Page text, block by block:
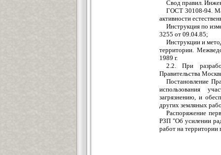
Свод правил.
ГОСТ 30108-94.
активности
Инструкция по
3255 от 09.04.85;
Инструкции и
территории.
1989 г.
2.2. При
Правительства
Постановление
использования
загрязнению, и
других земляных
Распоряжение
РЗП "Об усилении
работ на территории